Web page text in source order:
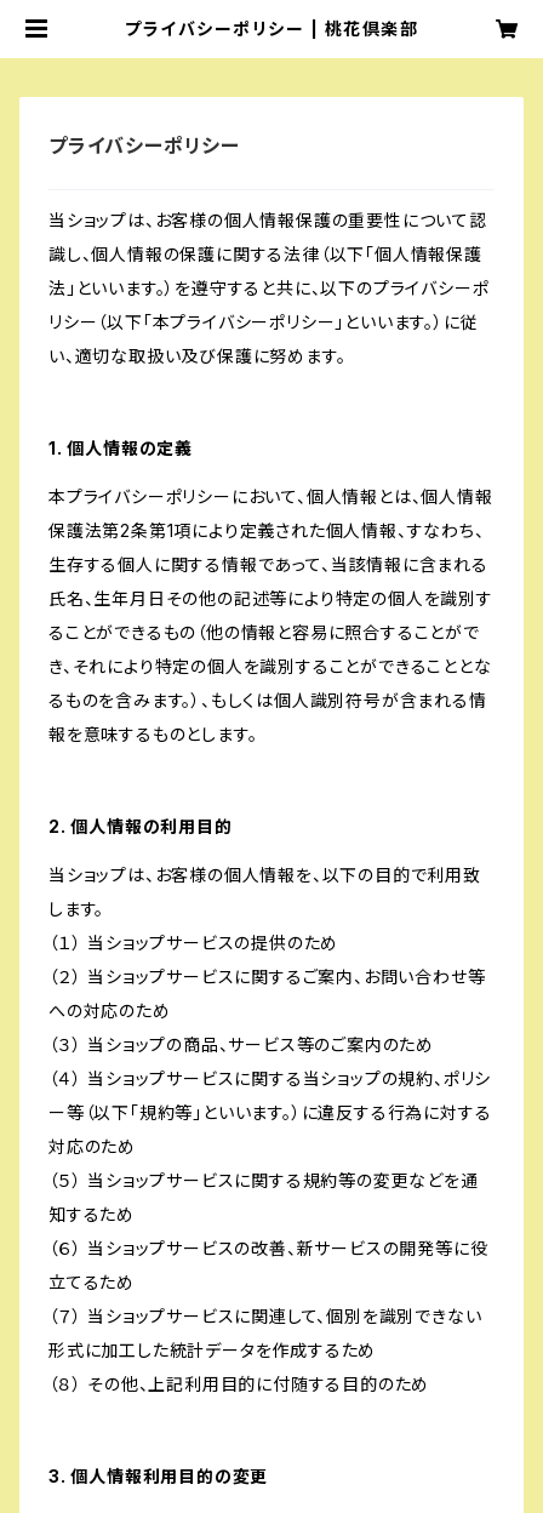
プライバシーポリシー | 桃花倶楽部
プライバシーポリシー
当ショップは、お客様の個人情報保護の重要性について認
識し、個人情報の保護に関する法律（以下「個人情報保護
法」といいます。）を遵守すると共に、以下のプライバシーポ
リシー（以下「本プライバシーポリシー」といいます。）に従
い、適切な取扱い及び保護に努めます。
1. 個人情報の定義
本プライバシーポリシーにおいて、個人情報とは、個人情報
保護法第2条第1項により定義された個人情報、すなわち、
生存する個人に関する情報であって、当該情報に含まれる
氏名、生年月日その他の記述等により特定の個人を識別す
ることができるもの（他の情報と容易に照合することがで
き、それにより特定の個人を識別することができることとな
るものを含みます。）、もしくは個人識別符号が含まれる情
報を意味するものとします。
2. 個人情報の利用目的
当ショップは、お客様の個人情報を、以下の目的で利用致
します。
（１） 当ショップサービスの提供のため
（２） 当ショップサービスに関するご案内、お問い合わせ等
への対応のため
（３） 当ショップの商品、サービス等のご案内のため
（４） 当ショップサービスに関する当ショップの規約、ポリシ
ー等（以下「規約等」といいます。）に違反する行為に対する
対応のため
（５） 当ショップサービスに関する規約等の変更などを通
知するため
（６） 当ショップサービスの改善、新サービスの開発等に役
立てるため
（７） 当ショップサービスに関連して、個別を識別できない
形式に加工した統計データを作成するため
（８） その他、上記利用目的に付随する目的のため
3. 個人情報利用目的の変更